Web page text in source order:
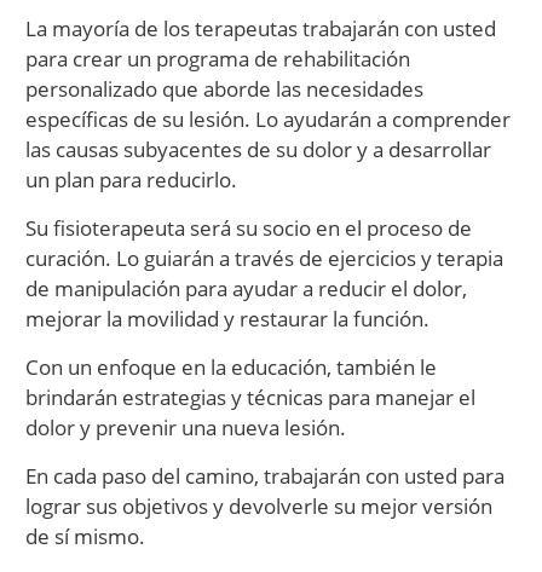
La mayoría de los terapeutas trabajarán con usted
para crear un programa de rehabilitación
personalizado que aborde las necesidades
específicas de su lesión. Lo ayudarán a comprender
las causas subyacentes de su dolor y a desarrollar
un plan para reducirlo.
Su fisioterapeuta será su socio en el proceso de
curación. Lo guiarán a través de ejercicios y terapia
de manipulación para ayudar a reducir el dolor,
mejorar la movilidad y restaurar la función.
Con un enfoque en la educación, también le
brindarán estrategias y técnicas para manejar el
dolor y prevenir una nueva lesión.
En cada paso del camino, trabajarán con usted para
lograr sus objetivos y devolverle su mejor versión
de sí mismo.